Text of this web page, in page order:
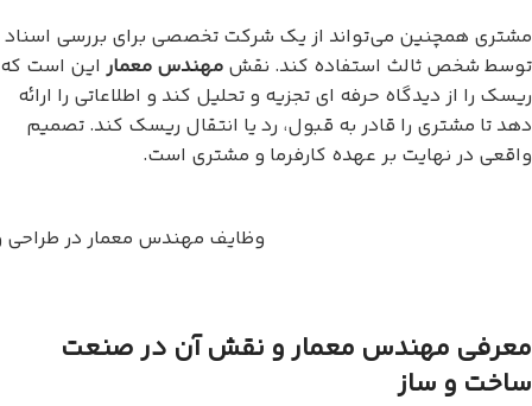
مشتری همچنین می‌تواند از یک شرکت تخصصی برای بررسی اسناد
توسط شخص ثالث استفاده کند. نقش مهندس معمار این است که
ریسک را از دیدگاه حرفه ای تجزیه و تحلیل کند و اطلاعاتی را ارائه
دهد تا مشتری را قادر به قبول، رد یا انتقال ریسک کند. تصمیم
واقعی در نهایت بر عهده کارفرما و مشتری است.
وظایف مهندس معمار در طراحی
معرفی مهندس معمار و نقش آن در صنعت
ساخت و ساز